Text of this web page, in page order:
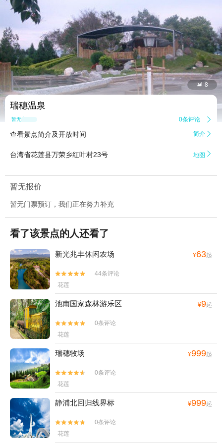
 8
瑞穗温泉
暂无点评 0条评论 
查看景点简介及开放时间 简介 
台湾省花莲县万荣乡红叶村23号 地图 
暂无报价
暂无门票预订，我们正在努力补充
看了该景点的人还看了
新光兆丰休闲农场 ¥63起


44条评论
花莲
池南国家森林游乐区 ¥9起


0条评论
花莲
瑞穗牧场 ¥999起


0条评论
花莲
静浦北回归线界标 ¥999起


0条评论
花莲
